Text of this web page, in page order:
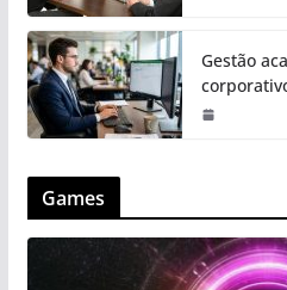
Gestão
Games